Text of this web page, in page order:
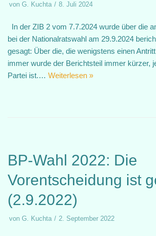
von G. Kuchta 8. Juli 2024
In der ZIB 2 vom 7.7.2024 wurde über die
bei der Nationalratswahl am 29.9.2024
gesagt: Über die, die wenigstens einen
immer wurde der Berichtsteil immer kürzer,
Partei ist.… Weiterlesen »
BP-Wahl 2022: Die
Vorentscheidung ist
(2.9.2022)
von G. Kuchta 2. September 2022